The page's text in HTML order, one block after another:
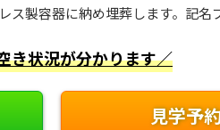
製容器に納め埋葬します。記名
き状況が分かります／
見学予